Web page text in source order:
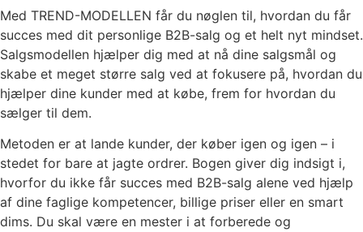
Med TREND-MODELLEN får du nøglen til, hvordan du får
succes med dit personlige B2B-salg og et helt nyt mindset.
Salgsmodellen hjælper dig med at nå dine salgsmål og
skabe et meget større salg ved at fokusere på, hvordan du
hjælper dine kunder med at købe, frem for hvordan du
sælger til dem.
Metoden er at lande kunder, der køber igen og igen – i
stedet for bare at jagte ordrer. Bogen giver dig indsigt i,
hvorfor du ikke får succes med B2B-salg alene ved hjælp
af dine faglige kompetencer, billige priser eller en smart
dims. Du skal være en mester i at forberede og